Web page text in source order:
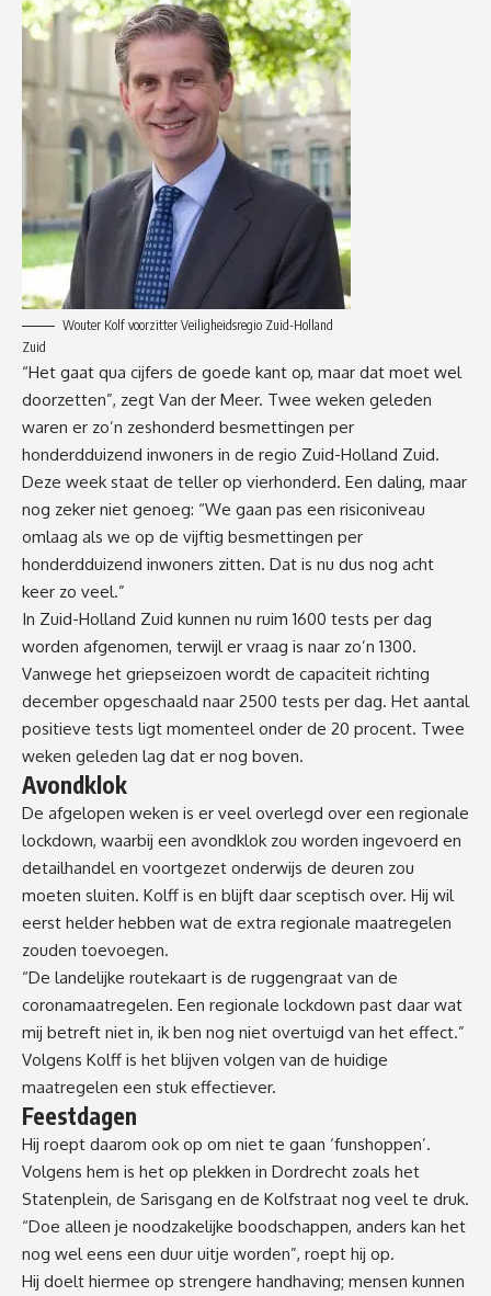
Wouter Kolf voorzitter Veiligheidsregio Zuid-Holland
Zuid
“Het gaat qua cijfers de goede kant op, maar dat moet wel
doorzetten”, zegt Van der Meer. Twee weken geleden
waren er zo’n zeshonderd besmettingen per
honderdduizend inwoners in de regio Zuid-Holland Zuid.
Deze week staat de teller op vierhonderd. Een daling, maar
nog zeker niet genoeg: “We gaan pas een risiconiveau
omlaag als we op de vijftig besmettingen per
honderdduizend inwoners zitten. Dat is nu dus nog acht
keer zo veel.”
In Zuid-Holland Zuid kunnen nu ruim 1600 tests per dag
worden afgenomen, terwijl er vraag is naar zo’n 1300.
Vanwege het griepseizoen wordt de capaciteit richting
december opgeschaald naar 2500 tests per dag. Het aantal
positieve tests ligt momenteel onder de 20 procent. Twee
weken geleden lag dat er nog boven.
Avondklok
De afgelopen weken is er veel overlegd over een regionale
lockdown, waarbij een avondklok zou worden ingevoerd en
detailhandel en voortgezet onderwijs de deuren zou
moeten sluiten. Kolff is en blijft daar sceptisch over. Hij wil
eerst helder hebben wat de extra regionale maatregelen
zouden toevoegen.
“De landelijke routekaart is de ruggengraat van de
coronamaatregelen. Een regionale lockdown past daar wat
mij betreft niet in, ik ben nog niet overtuigd van het effect.”
Volgens Kolff is het blijven volgen van de huidige
maatregelen een stuk effectiever.
Feestdagen
Hij roept daarom ook op om niet te gaan ‘funshoppen’.
Volgens hem is het op plekken in Dordrecht zoals het
Statenplein, de Sarisgang en de Kolfstraat nog veel te druk.
“Doe alleen je noodzakelijke boodschappen, anders kan het
nog wel eens een duur uitje worden”, roept hij op.
Hij doelt hiermee op strengere handhaving; mensen kunnen